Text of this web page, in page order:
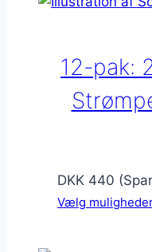
12-pak:
DKK 440
Vælg